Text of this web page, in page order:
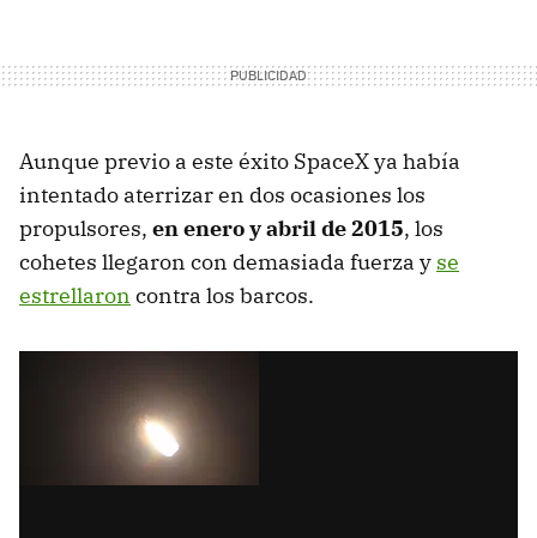
Aunque previo a este éxito SpaceX ya había
intentado aterrizar en dos ocasiones los
propulsores, en enero y abril de 2015, los
cohetes llegaron con demasiada fuerza y se
estrellaron contra los barcos.